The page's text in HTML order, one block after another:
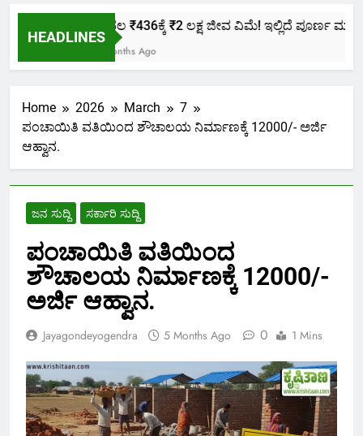
HEADLINES
ಕೇವಲ ₹436ಕ್ಕೆ ₹2 ಲಕ್ಷ ಜೀವ ವಿಮೆ! ಇಲ್ಲಿದೆ ಪೂರ್ಣ ಮಾಹಿತಿ.
2 Months Ago
Home 2026 March
7
ಪಂಚಾಯಿತಿ ವತಿಯಿಂದ ಶೌಚಾಲಯ ನಿರ್ಮಾಣಕ್ಕೆ 12000/- ಅರ್ಜಿ
ಆಹ್ವಾನ.
ಜನ ಸುದ್ದಿ ಸರ್ಕಾರಿ ಸುದ್ದಿ
ಪಂಚಾಯಿತಿ ವತಿಯಿಂದ
ಶೌಚಾಲಯ ನಿರ್ಮಾಣಕ್ಕೆ 12000/-
ಅರ್ಜಿ ಆಹ್ವಾನ.
Jayagondeyogendra 5 Months Ago 0 1 Mins